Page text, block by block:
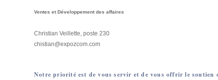
Ventes et Développement des affaires
Christian Veillette, poste 230
chistian@expozcom.com
Notre priorité est de vous servir et de vous offrir le soutien